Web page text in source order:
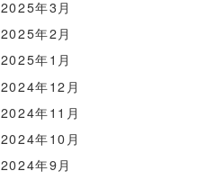
2025年3月
2025年2月
2025年1月
2024年12月
2024年11月
2024年10月
2024年9月